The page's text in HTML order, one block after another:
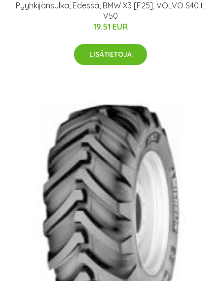
Pyyhkijänsulka, Edessä, BMW X3 [F25], VOLVO S40 II,
V50
19.51 EUR
LISÄTIETOJA